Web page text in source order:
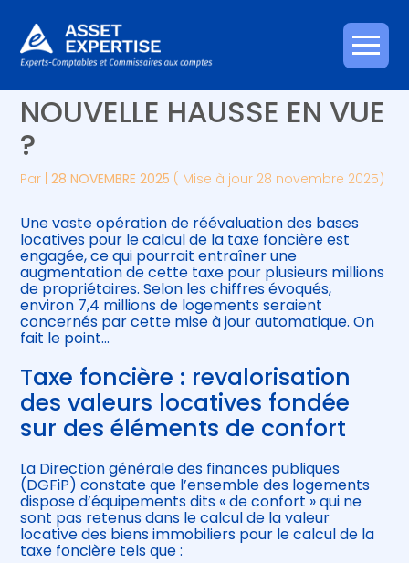
Aller
au
Créer et reprendre une activité
Gérer votre quotidien
Piloter votre entreprise
Développer votre entreprise
Construire votre patrimoine
Être prêt pour la facturation
électronique
Piloter votre gestion
Suivre votre comptabilité
Gérer vos ressources humaines
TAXE FONCIÈRE :
NOUVELLE HAUSSE EN VUE
?
Par |28 NOVEMBRE 2025 ( Mise à jour 28 novembre 2025)
Une vaste opération de réévaluation des bases
locatives pour le calcul de la taxe foncière est
engagée, ce qui pourrait entraîner une
augmentation de cette taxe pour plusieurs millions
de propriétaires. Selon les chiffres évoqués,
environ 7,4 millions de logements seraient
concernés par cette mise à jour automatique. On
fait le point…
Taxe foncière : revalorisation
des valeurs locatives fondée
sur des éléments de confort
La Direction générale des finances publiques
(DGFiP) constate que l’ensemble des logements
dispose d’équipements dits « de confort » qui ne
sont pas retenus dans le calcul de la valeur
locative des biens immobiliers pour le calcul de la
taxe foncière tels que :